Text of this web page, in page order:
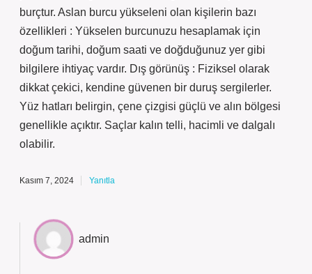
burçtur. Aslan burcu yükseleni olan kişilerin bazı
özellikleri : Yükselen burcunuzu hesaplamak için
doğum tarihi, doğum saati ve doğduğunuz yer gibi
bilgilere ihtiyaç vardır. Dış görünüş : Fiziksel olarak
dikkat çekici, kendine güvenen bir duruş sergilerler.
Yüz hatları belirgin, çene çizgisi güçlü ve alın bölgesi
genellikle açıktır. Saçlar kalın telli, hacimli ve dalgalı
olabilir.
Kasım 7, 2024 Yanıtla
admin